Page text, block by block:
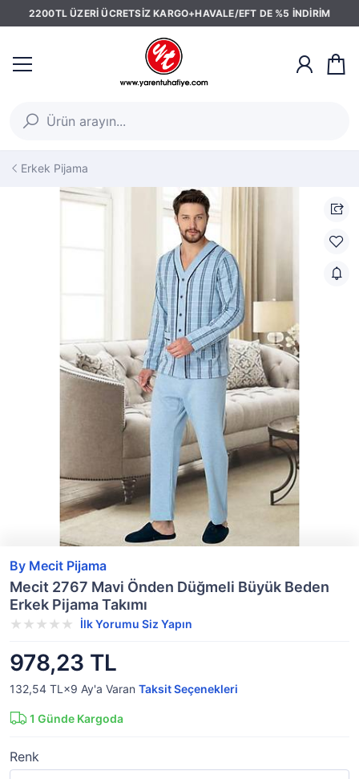
2200TL ÜZERİ ÜCRETSİZ KARGO+HAVALE/EFT DE %5 İNDİRİM
Erkek Pijama
By Mecit Pijama
Mecit 2767 Mavi Önden Düğmeli Büyük Beden
Erkek Pijama Takımı
İlk Yorumu Siz Yapın
978,23 TL
132,54 TL×9 Ay'a Varan Taksit Seçenekleri
1 Günde Kargoda
Renk